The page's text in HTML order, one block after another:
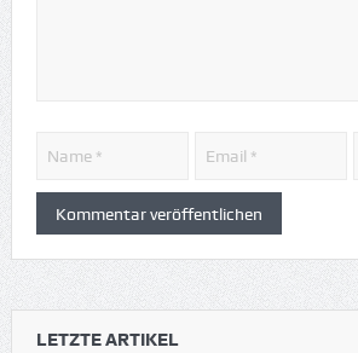
LETZTE ARTIKEL